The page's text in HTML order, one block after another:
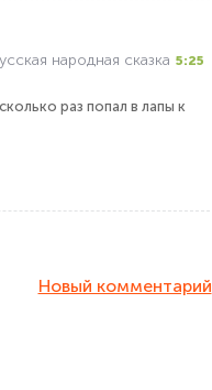
народная сказка 5:25
раз попал в лапы к
Новый комментарий